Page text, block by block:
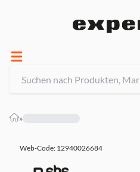
»
Web-Code: 12940026684